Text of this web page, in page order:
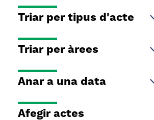
Triar per tipus d'acte
Triar per àrees
Anar a una data
Afegir actes